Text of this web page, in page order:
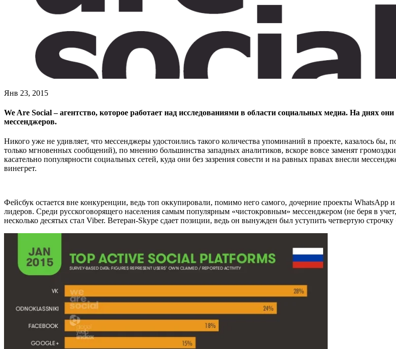
Янв 23, 2015
We Are Social – агентство, которое работает над исследованиями в области социальных медиа. На днях
мессенджеров.
Никого уже не удивляет, что мессенджеры удостоились такого количества упоминаний в проекте, казалось
только мгновенных сообщений), по мнению большинства западных аналитиков, вскоре вовсе заменят
касательно популярности социальных сетей, куда они без зазрения совести и на равных правах внесли
винегрет.
Фейсбук остается вне конкуренции, ведь топ оккупировали, помимо него самого, дочерние проекты
лидеров. Среди русскоговорящего населения самым популярным «чистокровным» мессенджером (не беря в
несколько десятых стал Viber. Ветеран-Skype сдает позиции, ведь он вынужден был уступить четвертую